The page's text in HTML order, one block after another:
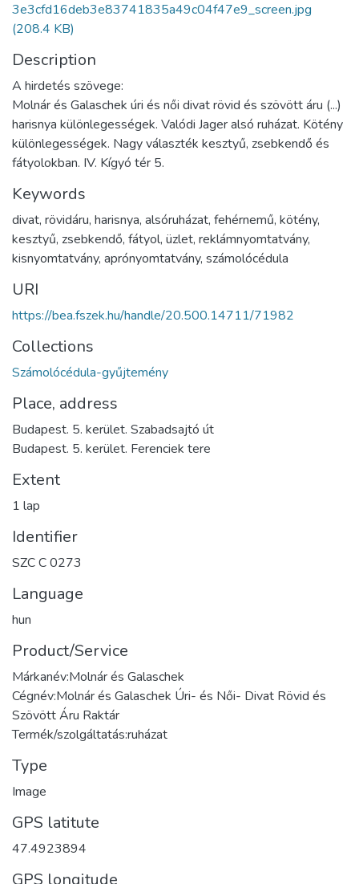
3e3cfd16deb3e83741835a49c04f47e9_screen.jpg
(208.4 KB)
Description
A hirdetés szövege:
Molnár és Galaschek úri és női divat rövid és szövött áru (...)
harisnya különlegességek. Valódi Jager alsó ruházat. Kötény
különlegességek. Nagy választék kesztyű, zsebkendő és
fátyolokban. IV. Kígyó tér 5.
Keywords
divat, rövidáru, harisnya, alsóruházat, fehérnemű, kötény,
kesztyű, zsebkendő, fátyol, üzlet, reklámnyomtatvány,
kisnyomtatvány, aprónyomtatvány, számolócédula
URI
https://bea.fszek.hu/handle/20.500.14711/71982
Collections
Számolócédula-gyűjtemény
Place, address
Budapest. 5. kerület. Szabadsajtó út
Budapest. 5. kerület. Ferenciek tere
Extent
1 lap
Identifier
SZC C 0273
Language
hun
Product/Service
Márkanév:Molnár és Galaschek
Cégnév:Molnár és Galaschek Úri- és Női- Divat Rövid és
Szövött Áru Raktár
Termék/szolgáltatás:ruházat
Type
Image
GPS latitute
47.4923894